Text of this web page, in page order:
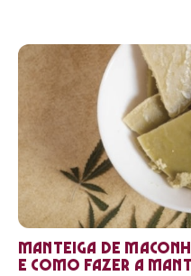
Manteiga de
e como fazer a